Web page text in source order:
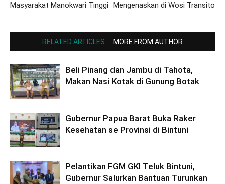
Masyarakat Manokwari Tinggi Mengenaskan di Wosi Transito
RELATED ARTICLES MORE FROM AUTHOR
Beli Pinang dan Jambu di Tahota,
Makan Nasi Kotak di Gunung Botak
Gubernur Papua Barat Buka Raker
Kesehatan se Provinsi di Bintuni
Pelantikan FGM GKI Teluk Bintuni,
Gubernur Salurkan Bantuan Turunkan